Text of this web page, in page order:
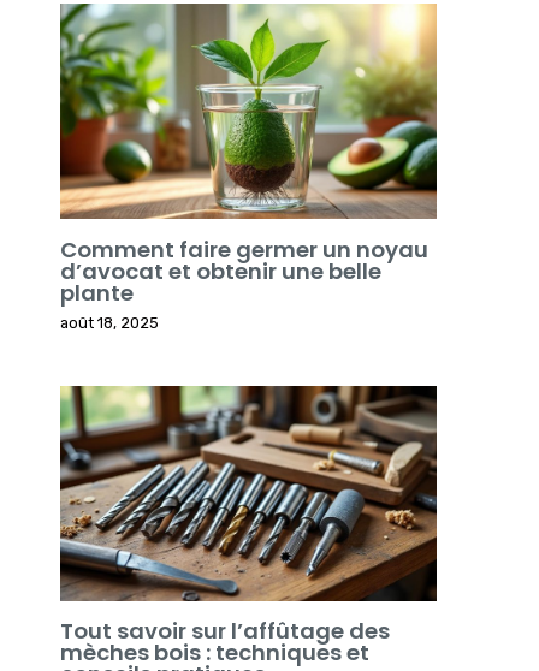
Comment faire germer un noyau
d’avocat et obtenir une belle
plante
août 18, 2025
Tout savoir sur l’affûtage des
mèches bois : techniques et